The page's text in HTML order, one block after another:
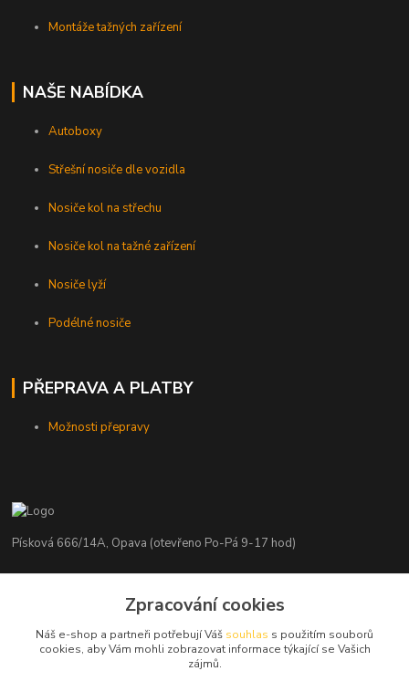
Montáže tažných zařízení
NAŠE NABÍDKA
Autoboxy
Střešní nosiče dle vozidla
Nosiče kol na střechu
Nosiče kol na tažné zařízení
Nosiče lyží
Podélné nosiče
PŘEPRAVA A PLATBY
Možnosti přepravy
Písková 666/14A, Opava (otevřeno Po-Pá 9-17 hod)
+420 776 839 986
info@nosice.com
Zpracování cookies
Náš e-shop a partneři potřebují Váš souhlas s použitím souborů
cookies, aby Vám mohli zobrazovat informace týkající se Vašich
zájmů.